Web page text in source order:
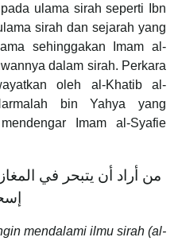
ulama sirah seperti Ibn
sirah dan sejarah yang
sehinggakan Imam al-
dalam sirah. Perkara
oleh al-Khatib al-
bin Yahya yang
Imam al-Syafie
من أراد أن يتبحر في
mendalami ilmu sirah (al-